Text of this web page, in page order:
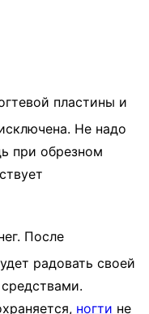
пластины и
Не надо
при обрезном
После
радовать своей
ногти не